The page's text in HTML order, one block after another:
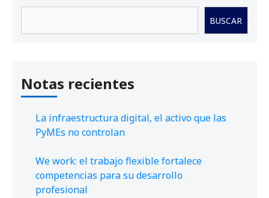
BUSCAR
Notas recientes
La infraestructura digital, el activo que las
PyMEs no controlan
We work: el trabajo flexible fortalece
competencias para su desarrollo
profesional